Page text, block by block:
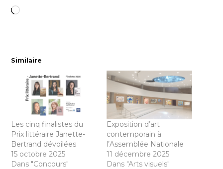
Chargement…
Similaire
Les cinq finalistes du
Prix littéraire Janette-
Bertrand dévoilées
15 octobre 2025
Dans "Concours"
Exposition d’art
contemporain à
l’Assemblée Nationale
11 décembre 2025
Dans "Arts visuels"